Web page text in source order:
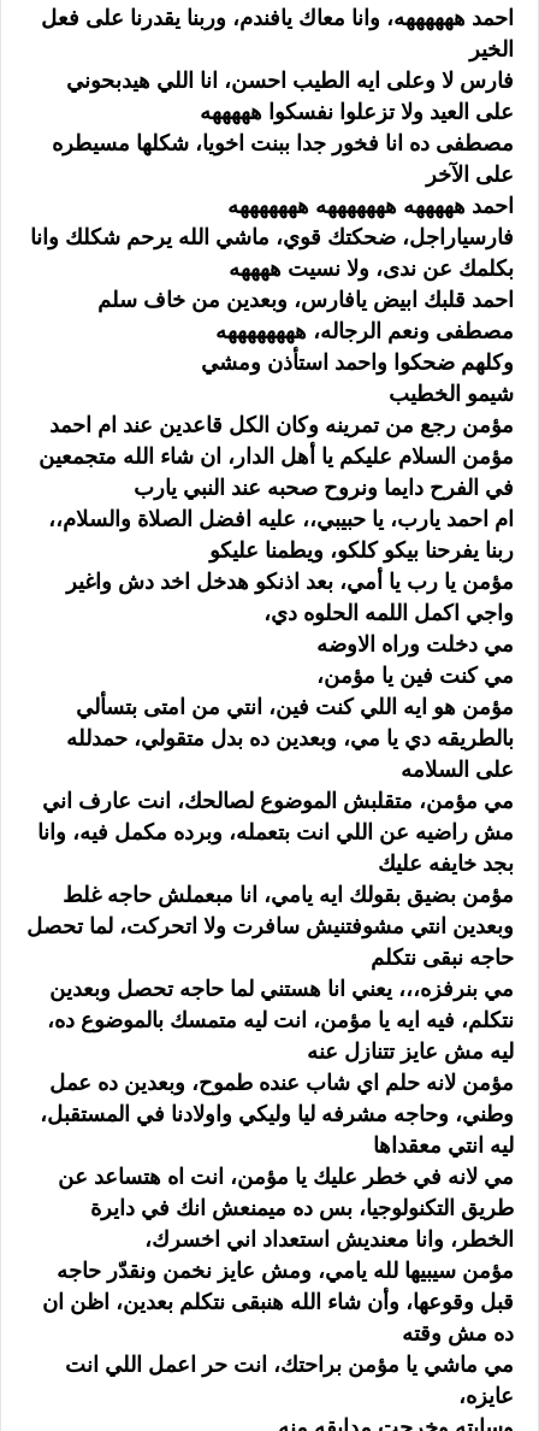
احمد ههههههه، وانا معاك يافندم، وربنا يقدرنا على فعل
الخير
فارس لا وعلى ايه الطيب احسن، انا اللي هيدبحوني
على العيد ولا تزعلوا نفسكوا هههههه
مصطفى ده انا فخور جدا ببنت اخويا، شكلها مسيطره
على الآخر
احمد هههههه هههههههه هههههههه
فارسياراجل، ضحكتك قوي، ماشي الله يرحم شكلك وانا
بكلمك عن ندى، ولا نسيت ههههه
احمد قلبك ابيض يافارس، وبعدين من خاف سلم
مصطفى ونعم الرجاله، ههههههههه
وكلهم ضحكوا واحمد استأذن ومشي
شيمو الخطيب
مؤمن رجع من تمرينه وكان الكل قاعدين عند ام احمد
مؤمن السلام عليكم يا أهل الدار، ان شاء الله متجمعين
في الفرح دايما ونروح صحبه عند النبي يارب
ام احمد يارب، يا حبيبي،، عليه افضل الصلاة والسلام،،
ربنا يفرحنا بيكو كلكو، ويطمنا عليكو
مؤمن يا رب يا أمي، بعد اذنكو هدخل اخد دش واغير
واجي اكمل اللمه الحلوه دي،
مي دخلت وراه الاوضه
مي كنت فين يا مؤمن،
مؤمن هو ايه اللي كنت فين، انتي من امتى بتسألي
بالطريقه دي يا مي، وبعدين ده بدل متقولي، حمدلله
على السلامه
مي مؤمن، متقلبش الموضوع لصالحك، انت عارف اني
مش راضيه عن اللي انت بتعمله، وبرده مكمل فيه، وانا
بجد خايفه عليك
مؤمن بضيق بقولك ايه يامي، انا مبعملش حاجه غلط
وبعدين انتي مشوفتنيش سافرت ولا اتحركت، لما تحصل
حاجه نبقى نتكلم
مي بنرفزه،،، يعني انا هستني لما حاجه تحصل وبعدين
نتكلم، فيه ايه يا مؤمن، انت ليه متمسك بالموضوع ده،
ليه مش عايز تتنازل عنه
مؤمن لانه حلم اي شاب عنده طموح، وبعدين ده عمل
وطني، وحاجه مشرفه ليا وليكي واولادنا في المستقبل،
ليه انتي معقداها
مي لانه في خطر عليك يا مؤمن، انت اه هتساعد عن
طريق التكنولوجيا، بس ده ميمنعش انك في دايرة
الخطر، وانا معنديش استعداد اني اخسرك،
مؤمن سيبيها لله يامي، ومش عايز نخمن ونقدّر حاجه
قبل وقوعها، وأن شاء الله هنبقى نتكلم بعدين، اظن ان
ده مش وقته
مي ماشي يا مؤمن براحتك، انت حر اعمل اللي انت
عايزه،